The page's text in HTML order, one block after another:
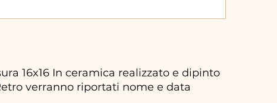
16x16 In ceramica realizzato e dipinto
verranno riportati nome e data